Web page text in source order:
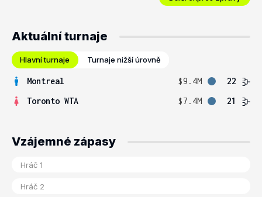
Aktuální turnaje
Hlavní turnaje Turnaje nižší úrovně
Montreal $9.4M
22
Toronto WTA
$7.4M 21
Vzájemné zápasy